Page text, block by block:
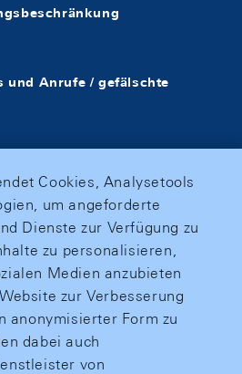
und Anrufe / gefälschte
Cookies, Analysetools
um angeforderte
Dienste zur Verfügung zu
zu personalisieren,
Medien anzubieten
zur Verbesserung
anonymisierter Form zu
dabei auch
von